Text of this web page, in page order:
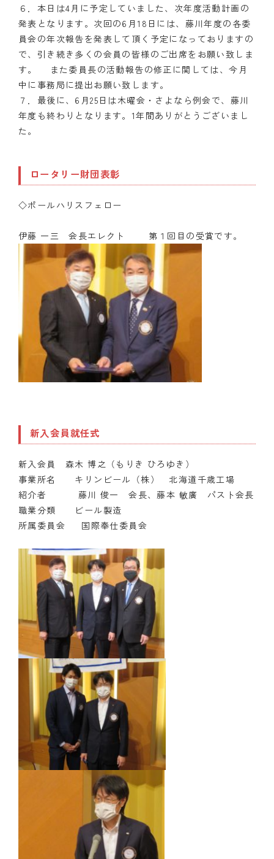
６．本日は4月に予定していました、次年度活動計画の
発表となります。次回の6月18日には、藤川年度の各委
員会の年次報告を発表して頂く予定になっておりますの
で、引き続き多くの会員の皆様のご出席をお願い致しま
す。 また委員長の活動報告の修正に関しては、今月
中に事務局に提出お願い致します。
７．最後に、6月25日は木曜会・さよなら例会で、藤川
年度も終わりとなります。1年間ありがとうございまし
た。
ロータリー財団表彰
◇ポールハリスフェロー
伊藤 一三 会長エレクト 第１回目の受賞です。
新入会員就任式
新入会員 森木 博之（もりき ひろゆき）
事業所名 キリンビール（株） 北海道千歳工場
紹介者 藤川 俊一 会長、藤本 敏廣 パスト会長
職業分類 ビール製造
所属委員会 国際奉仕委員会